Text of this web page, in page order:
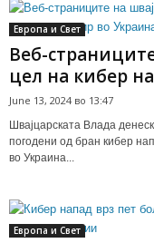
Европа и Свет
Веб-
цел на кибер
June 13, 2024 во 13:47
Швајцарската Влада
погодени од бран кибер
во Украина...
Европа и Свет